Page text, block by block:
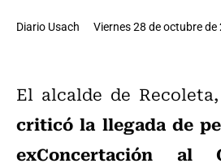
Diario Usach Viernes 28 de octubre de
El alcalde de Recoleta,
criticó la llegada de
exConcertación al